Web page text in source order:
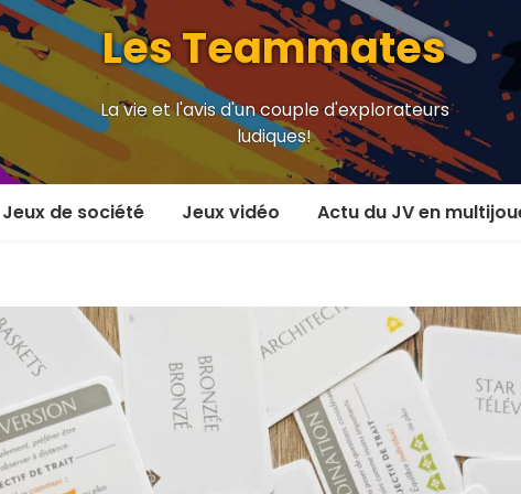
Les Teammates
La vie et l'avis d'un couple d'explorateurs
ludiques!
Jeux de société
2 joueurs
2 joueurs et plus
En coop’
En versus
Jeux vidéo
En versus
Local en écran partagé
En ligne
Actu du JV en